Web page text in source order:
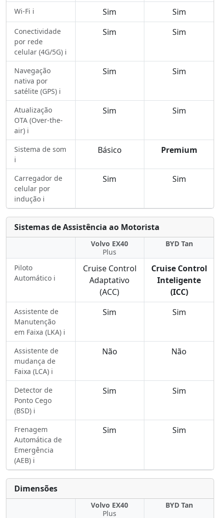
Wi-Fi ℹ️ Sim Sim
Conectividade
por rede
celular (4G/5G) ℹ️
Sim Sim
Navegação
nativa por
satélite (GPS) ℹ️
Sim Sim
Atualização
OTA (Over-the-
air) ℹ️
Sim Sim
Sistema de som
ℹ️
Básico Premium
Carregador de
celular por
indução ℹ️
Sim Sim
Sistemas de Assistência ao Motorista
Volvo EX40
Plus
BYD Tan
Piloto
Automático ℹ️
Cruise Control
Adaptativo
(ACC)
Cruise Control
Inteligente
(ICC)
Assistente de
Manutenção
em Faixa (LKA) ℹ️
Sim Sim
Assistente de
mudança de
Faixa (LCA) ℹ️
Não Não
Detector de
Ponto Cego
(BSD) ℹ️
Sim Sim
Frenagem
Automática de
Emergência
(AEB) ℹ️
Sim Sim
Dimensões
Volvo EX40
Plus
BYD Tan